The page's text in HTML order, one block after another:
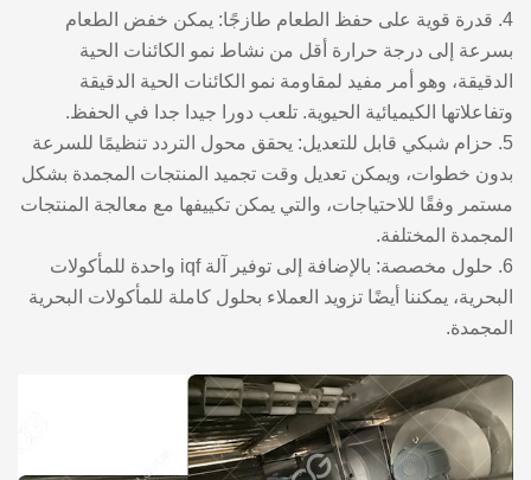
4. قدرة قوية على حفظ الطعام طازجًا: يمكن خفض الطعام
بسرعة إلى درجة حرارة أقل من نشاط نمو الكائنات الحية
الدقيقة، وهو أمر مفيد لمقاومة نمو الكائنات الحية الدقيقة
وتفاعلاتها الكيميائية الحيوية. تلعب دورا جيدا جدا في الحفظ.
5. حزام شبكي قابل للتعديل: يحقق محول التردد تنظيمًا للسرعة
بدون خطوات، ويمكن تعديل وقت تجميد المنتجات المجمدة بشكل
مستمر وفقًا للاحتياجات، والتي يمكن تكييفها مع معالجة المنتجات
المجمدة المختلفة.
6. حلول مخصصة: بالإضافة إلى توفير آلة iqf واحدة للمأكولات
البحرية، يمكننا أيضًا تزويد العملاء بحلول كاملة للمأكولات البحرية
المجمدة.